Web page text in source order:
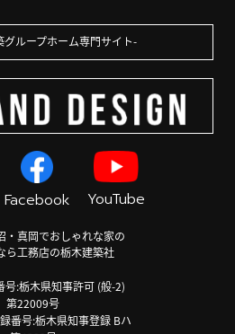
グループホーム専門サイト
Facebook YouTube
・真岡でおしゃれな家の
ら工務店の栃木建築社
号:栃木県知事許可 (般-2)
第22009号
番号:栃木県知事登録 Bハ